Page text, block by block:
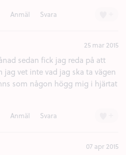
Anmäl Svara
25 mar 2015
sedan fick jag reda på att
vet inte vad jag ska ta vägen
som någon högg mig i hjärtat
Anmäl Svara
07 apr 2015